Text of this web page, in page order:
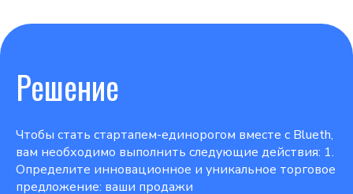
Решение
Чтобы стать стартапем-единорогом вместе с Blueth,
вам необходимо выполнить следующие действия: 1.
Определите инновационное и уникальное торговое
предложение: ваши продажи